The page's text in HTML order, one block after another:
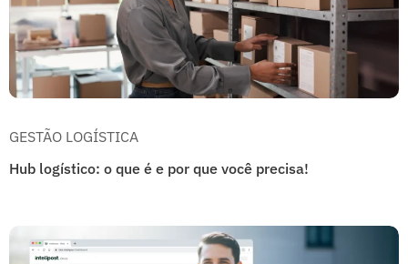
GESTÃO LOGÍSTICA
Hub logístico: o que é e por que você precisa!